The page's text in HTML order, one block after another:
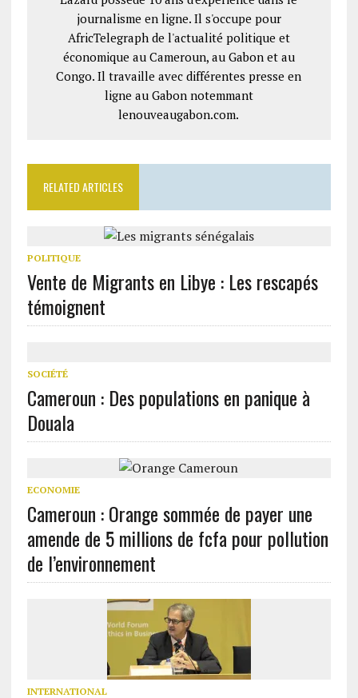
journalisme en ligne. Il s'occupe pour
AfricTelegraph de l'actualité politique et
économique au Cameroun, au Gabon et au
Congo. Il travaille avec différentes presse en
ligne au Gabon notemmant
lenouveaugabon.com.
RELATED ARTICLES
POLITIQUE
Vente de Migrants en Libye : Les rescapés
témoignent
SOCIÉTÉ
Cameroun : Des populations en panique à
Douala
ECONOMIE
Cameroun : Orange sommée de payer une
amende de 5 millions de fcfa pour pollution
de l’environnement
INTERNATIONAL